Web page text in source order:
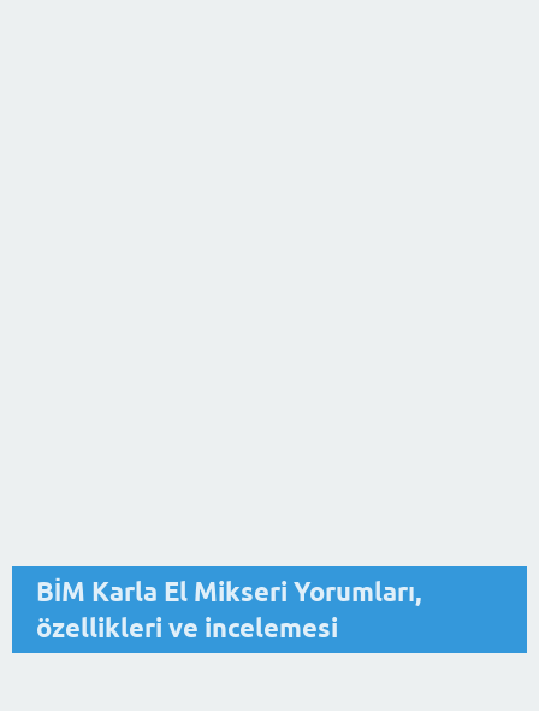
BİM Karla El Mikseri Yorumları,
özellikleri ve incelemesi